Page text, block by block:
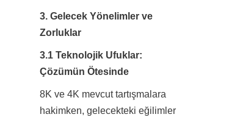
3. Gelecek Yönelimler ve
Zorluklar
3.1 Teknolojik Ufuklar:
Çözümün Ötesinde
8K ve 4K mevcut tartışmalara
hakimken, gelecekteki eğilimler